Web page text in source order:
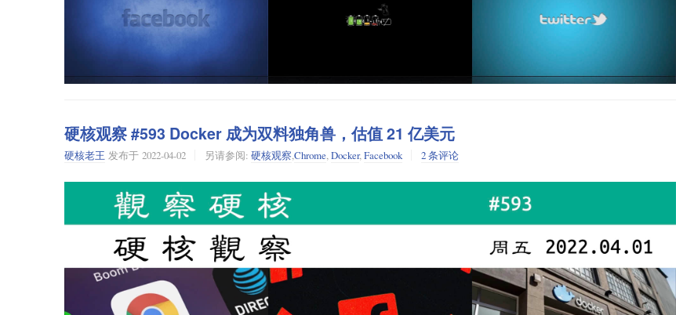
那么，地铁和社交网络又有什么关系呢？我在想，Facebook 是否和 MTA 一样都有自然垄断的属性呢？事实上，无论是自然垄
断还是非自然垄断，Facebook 貌似确有垄断能力。当然它垄断的不是社交媒体本身（我在 Twitter 上面花的时间更多），而是垄
断了与现实中认识的人之间的线上联系。Facebook 能够垄断所谓的“社交图谱”；如果我不用担心会失去与别人的联系方式，那
我明天就会卸载 Facebook。我对 Facebook 对我身上的这种垄断权力感到非常气愤。不过，我却不会生 MTA 的气，即便从字面
上和隐喻上来讲，纽约市地铁都是一堆焚烧着的、火舌乱窜的垃圾。说到底，我愤怒是因为我觉得不同于 MTA 的自然垄断，
我的意思是，如今 Facebook 之所以能拥有所有人的社交数据，因为它碰巧是第一个做大做强、确立巨头地位的社交平台，而不
是因为其他社交平台难以或者无法与之竞争。不过，难道真是因为这样吗？许多事实告诉我们，原因并非如此。Facebook 仅仅
是先入为主，还是它提供的服务真的比其他社交平台要好？如果你想联系老朋友，只有 Facebook 这一个平台的话，不会方便许
没来得及更新他在 VisageBook 上的感情状态，那上面现在还显示着他和他大学前任的关系，那么这种情况意味着什么呢？人们
信任的又是哪个社交网站呢？如果社交网站有很多，难道在填写信息上面不会很耗时间吗？
过去几年，由于中心化社交网络的缺陷暴露出来，许多人尝试构建去中心化的平台。基于开放标准，去中心化平台有望建立互
通的社交网络生态（比如Fediverse）。可惜的是，其中没有一个平台能够取代主流社交网络。一个比较明显的原因是 网络效应
network effects
的力量：既然每个人都在用 Facebook，那么任何想要放弃 Facebook 的人都将会付出巨大的代价。有人会说，这一点恰恰证明了
社交网络属于自然垄断行业。但我想说，Facebook、Twitter 等平台是自己选择封闭起来的。此外，鉴于人们已经设想出社交网
络的互通性，并且付诸实践，那么封闭的社交平台引发的网络效应就无法证明社交网络具有自然垄断属性。
Facebook 创始人年轻时也曾宣誓捍卫用户隐私
硬核观察 #593 Docker 成为双料独角兽，估值 21 亿美元
硬核老王 发布于 2022-04-02 另请参阅: 硬核观察,Chrome,Docker,Facebook 2 条评论